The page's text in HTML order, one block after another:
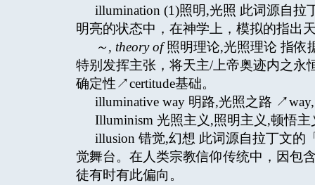
illumination (1)照明,光照 此词源自拉
明亮的状态中，在神学上，模拟的指出
～, theory of照明理论,光照理论 指
特别发挥主张，将天主/上帝奥迹内之永
确定性↗certitude基础。
illuminative way 明路,光照之路
Illuminism 光照主义,照明主义,顿悟
illusion 错觉,幻想 此词源自拉丁文的
觉舞台。在人类宗教信仰传统中，因包
徒有时有此偏向。